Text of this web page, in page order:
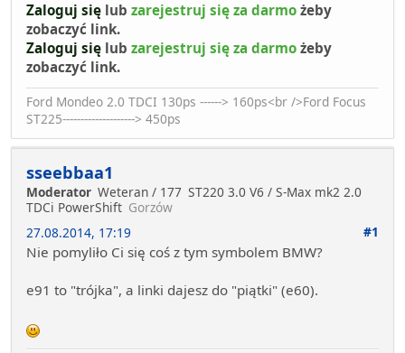
Zaloguj się lub zarejestruj się za darmo żeby
zobaczyć link.
Zaloguj się lub zarejestruj się za darmo żeby
zobaczyć link.
Ford Mondeo 2.0 TDCI 130ps ------> 160ps<br />Ford Focus
ST225--------------------> 450ps
sseebbaa1
Moderator Weteran / 177 ST220 3.0 V6 / S-Max mk2 2.0
TDCi PowerShift Gorzów
27.08.2014, 17:19
#1
Nie pomyliło Ci się coś z tym symbolem BMW?
e91 to "trójka", a linki dajesz do "piątki" (e60).